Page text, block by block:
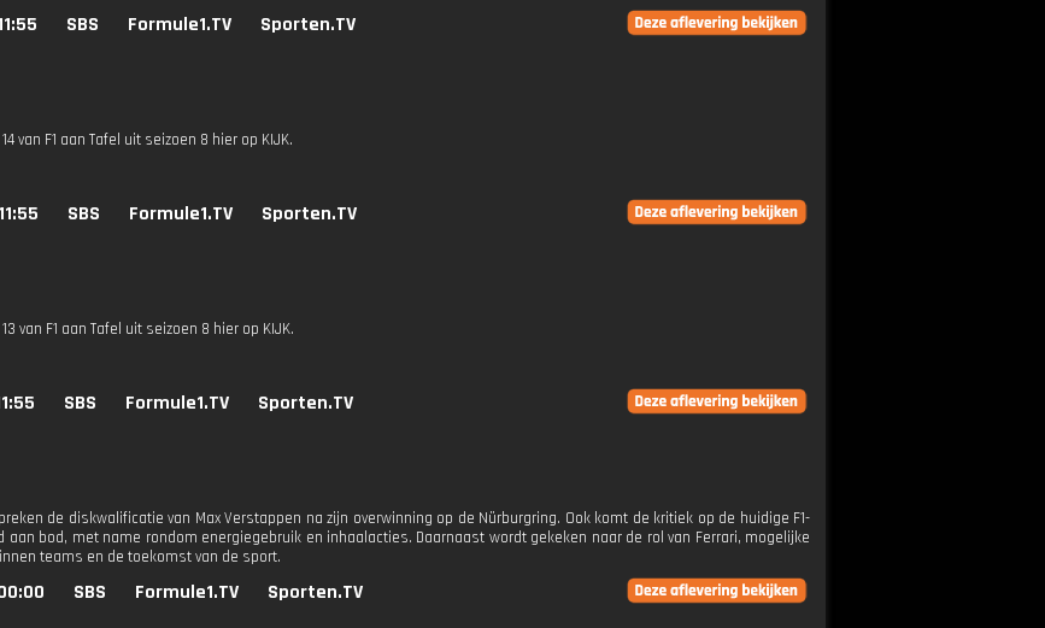
SBS Formule1.TV Sporten.TV
van F1 aan Tafel uit seizoen 8 hier op KIJK.
SBS Formule1.TV Sporten.TV
van F1 aan Tafel uit seizoen 8 hier op KIJK.
SBS Formule1.TV Sporten.TV
de diskwalificatie van Max Verstappen na zijn overwinning op de Nürburgring. Ook komt de kritiek op de huidige F1-
aan bod, met name rondom energiegebruik en inhaalacties. Daarnaast wordt gekeken naar de rol van Ferrari, mogelijke
teams en de toekomst van de sport.
SBS Formule1.TV Sporten.TV